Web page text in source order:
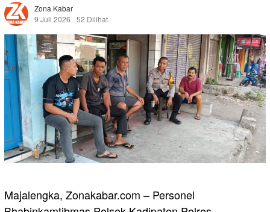
Zona Kabar
9 Juli 2026
52 Dilihat
Majalengka, Zonakabar.com – Personel